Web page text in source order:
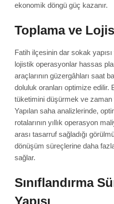
ekonomik döngü güç kazanır.
Toplama ve
Fatih ilçesinin dar sokak
lojistik operasyonlar hassas
araçlarının güzergâhları saat
doluluk oranları optimize edilir.
tüketimini düşürmek ve
Yapılan saha analizlerinde,
rotalarının yıllık operasyon
arası tasarruf sağladığı
dönüşüm süreçlerine daha
sağlar.
Sınıflandırma
Yapısı